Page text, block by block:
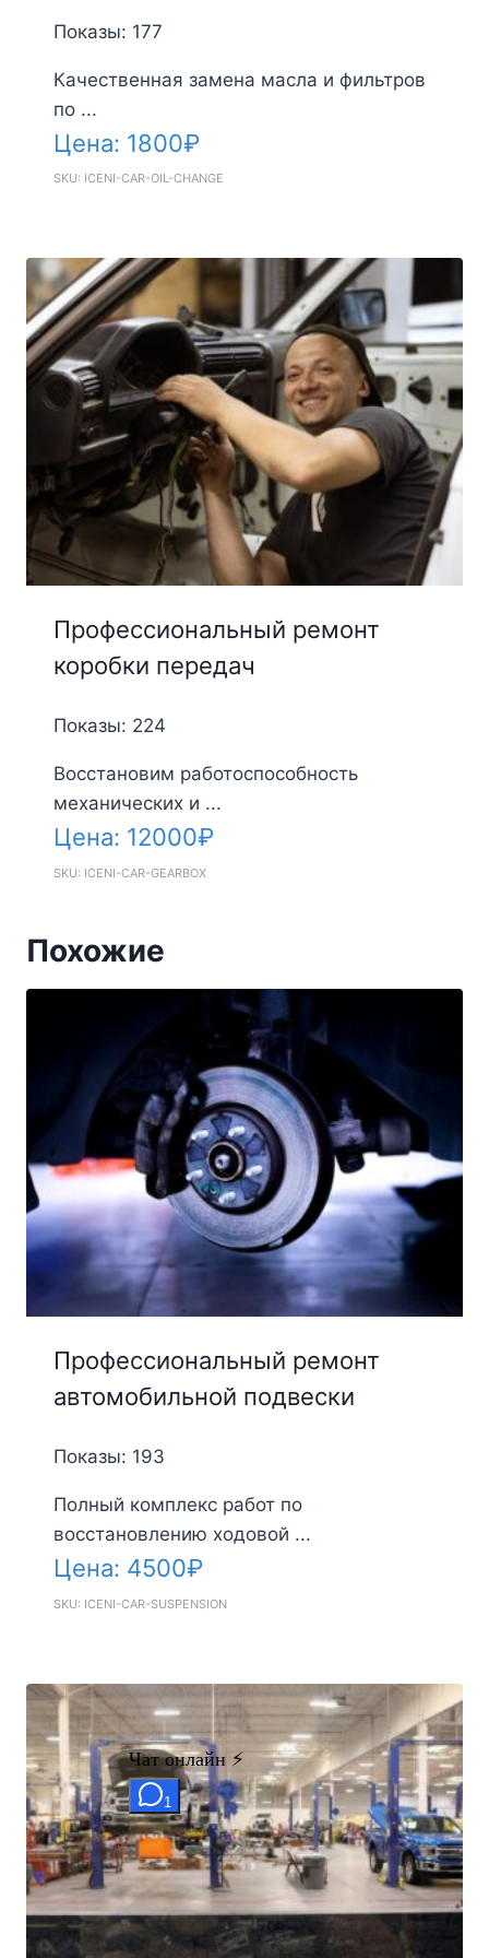
Показы: 177
Качественная замена масла и фильтров
по ...
Цена: 1800₽
SKU: ICENI-CAR-OIL-CHANGE
Профессиональный ремонт
коробки передач
Показы: 224
Восстановим работоспособность
механических и ...
Цена: 12000₽
SKU: ICENI-CAR-GEARBOX
Похожие
Профессиональный ремонт
автомобильной подвески
Показы: 193
Полный комплекс работ по
восстановлению ходовой ...
Цена: 4500₽
SKU: ICENI-CAR-SUSPENSION